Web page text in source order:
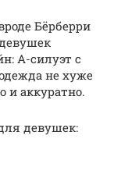
Бёрберри
А-силуэт с
не хуже
и аккуратно.
девушек: